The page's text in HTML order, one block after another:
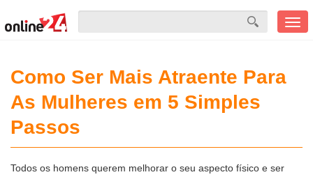
Como Ser Mais Atraente Para
As Mulheres em 5 Simples
Passos
Todos os homens querem melhorar o seu aspecto físico e ser